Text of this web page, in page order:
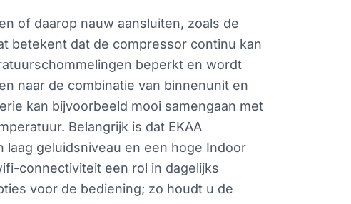
of daarop nauw aansluiten, zoals de
betekent dat de compressor continu kan
beperkt en wordt
naar de combinatie van binnenunit en
kan bijvoorbeeld mooi samengaan met
Belangrijk is dat EKAA
laag geluidsniveau en een hoge Indoor
connectiviteit een rol in dagelijks
voor de bediening; zo houdt u de